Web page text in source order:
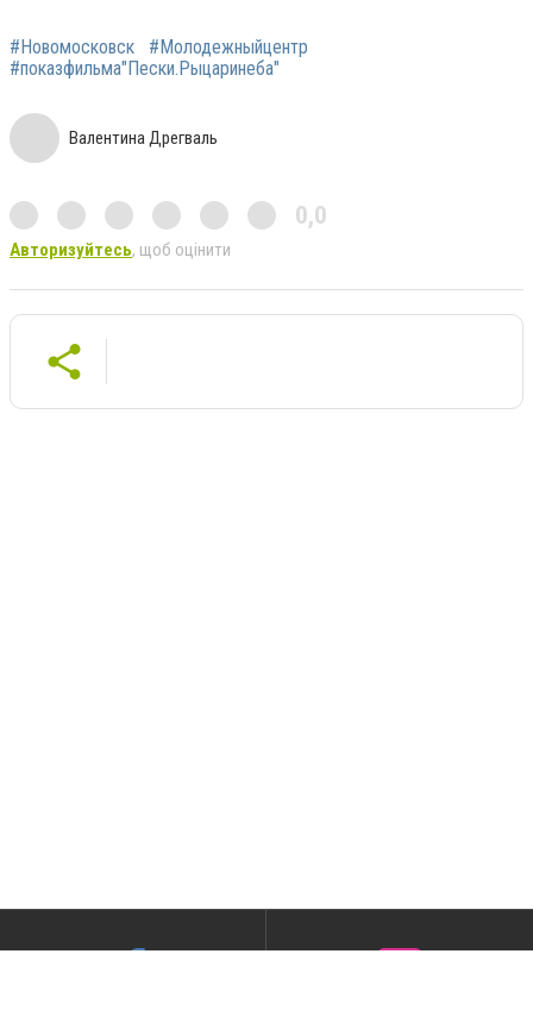
#Новомосковск
#Молодежныйцентр
#показфильма"Пески.Рыцаринеба"
Валентина Дрегваль
0,0
Авторизуйтесь, щоб оцінити